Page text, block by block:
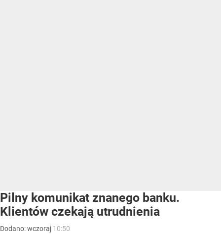
Pilny komunikat znanego banku.
Klientów czekają utrudnienia
Dodano:wczoraj 10:50